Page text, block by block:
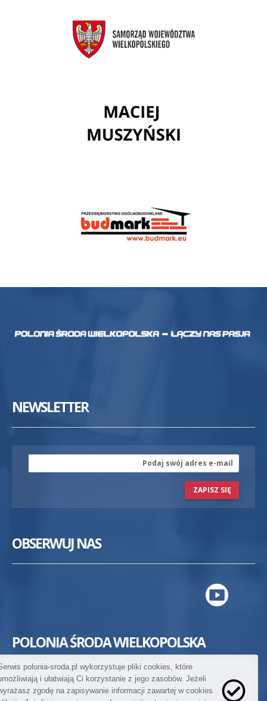
NEWSLETTER
ZAPISZ SIĘ
OBSERWUJ NAS
POLONIA ŚRODA WIELKOPOLSKA
polonia-sroda.pl wykorzystuje pliki cookies, które
i ułatwiają Ci korzystanie z jego zasobów. Jeżeli
zgodę na zapisywanie informacji zawartej w cookies